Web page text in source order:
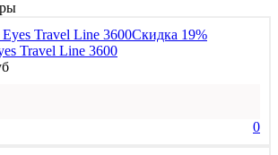
Скидка 19%
Travel Line 3600
0